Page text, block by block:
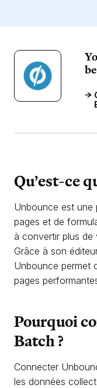
Qu’est-ce
Unbounce est une
pages et de
à convertir plus de
Grâce à son
Unbounce permet
pages
Pourquoi
Batch ?
Connecter
les données